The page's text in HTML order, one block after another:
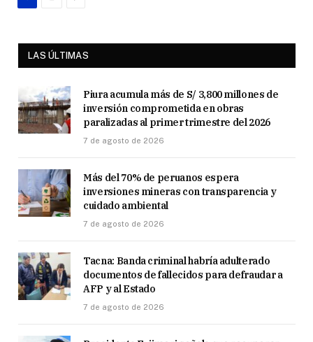
LAS ÚLTIMAS
Piura acumula más de S/ 3,800 millones de
inversión comprometida en obras
paralizadas al primer trimestre del 2026
7 de agosto de 2026
Más del 70% de peruanos espera
inversiones mineras con transparencia y
cuidado ambiental
7 de agosto de 2026
Tacna: Banda criminal habría adulterado
documentos de fallecidos para defraudar a
AFP y al Estado
7 de agosto de 2026